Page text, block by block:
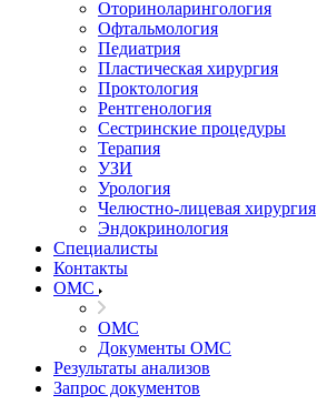
Оториноларингология
Офтальмология
Педиатрия
Пластическая хирургия
Проктология
Рентгенология
Сестринские процедуры
Терапия
УЗИ
Урология
Челюстно-лицевая хирургия
Эндокринология
Специалисты
Контакты
ОМС
ОМС
Документы ОМС
Результаты анализов
Запрос документов